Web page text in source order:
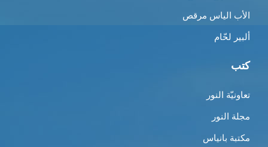
الأب الياس مرقص
ألبير لحّام
كتب
تعاونيّة النور
مجلة النور
مكتبة بانياس